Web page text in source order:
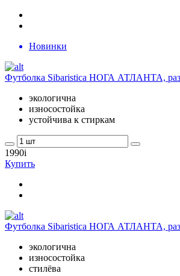
Новинки
Футболка Sibaristica НОГА АТЛАНТА,
экологична
износостойка
устойчива к стиркам
1990i
Купить
Футболка Sibaristica НОГА АТЛАНТА,
экологична
износостойка
стилёва